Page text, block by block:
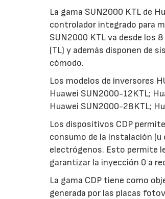
La gama SUN2000 KTL de
controlador integrado para
SUN2000 KTL va desde los
(TL) y además disponen de
cómodo.
Los modelos de inversores
Huawei SUN2000-12KTL;
Huawei SUN2000-28KTL;
Los dispositivos CDP
consumo de la instalación (u
electrógenos. Esto permite
garantizar la inyección 0 a
La gama CDP tiene como
generada por las placas